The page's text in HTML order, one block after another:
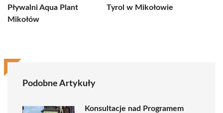
Pływalni Aqua Plant
Mikołów
Tyrol w Mikołowie
Podobne Artykuły
Konsultacje nad Programem